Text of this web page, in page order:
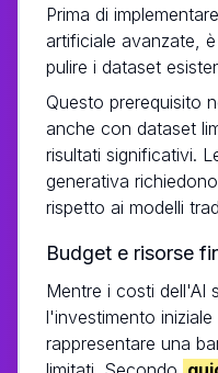
Prima di
artificiale avanzate,
pulire i dataset
Questo prerequisito
anche con dataset
risultati significativi.
generativa
rispetto ai modelli
Budget e risorse
Mentre i costi dell'AI
l'investimento
rappresentare una